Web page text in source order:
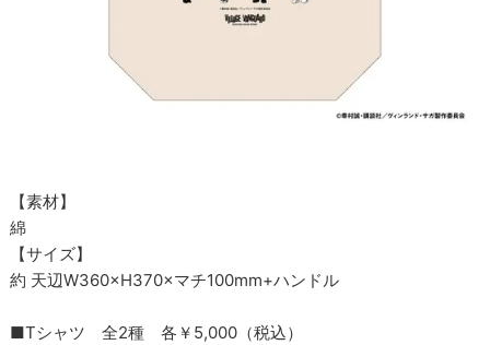
【素材】
綿
【サイズ】
約 天辺W360×H370×マチ100mm+ハンドル
■Tシャツ 全2種 各￥5,000（税込）